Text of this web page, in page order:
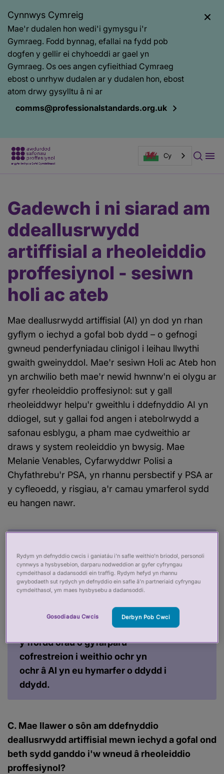
Cynnwys Cymreig
Mae'r dudalen hon wedi'i gymysgu i'r
Gymraeg. Fodd bynnag, efallai na fydd pob
dogfen y gellir ei chyhoeddi ar gael yn
Gymraeg. Os oes angen cyfieithiad Cymraeg
ebost o unrhyw dudalen ar y dudalen hon, ebost
atom drwy gysylltu â ni ar
comms@professionalstandards.org.uk
Cy
gynnwys
tudalen
Gadewch i ni siarad am
ddeallusrwydd
artiffisial a rheoleiddio
proffesiynol - sesiwn
holi ac ateb
Mae deallusrwydd artiffisial (AI) yn dod yn rhan
gyflym o iechyd a gofal bob dydd – o gefnogi
gwneud penderfyniadau clinigol i leihau llwythi
gwaith gweinyddol. Mae'r sesiwn Holi ac Ateb hon
yn archwilio beth mae'r newid hwnnw'n ei olygu ar
gyfer rheoleiddio proffesiynol: sut y gall
rheoleiddwyr helpu'r gweithlu i ddefnyddio AI yn
ddiogel, sut y gallai fod angen i atebolrwydd a
safonau esblygu, a pham mae cydweithio ar
draws y system reoleiddio yn bwysig. Mae
Melanie Venables, Cyfarwyddwr Polisi a
Chyfathrebu'r PSA, yn rhannu persbectif y PSA ar
y cyfleoedd, y risgiau, a'r camau ymarferol sydd
eu hangen nawr.
rôl bwysig i'w chwarae yma. Gall
helpu i feithrin hyder yn y
defnydd o AI drwy gefnogi'r
ddiogel ac yn dda, a thrwy fynd i'r
afael â chwestiynau ymarferol fel
y ffordd orau o gyfarparu
cofrestreion i weithio ochr yn
ochr â AI yn eu hymarfer o ddydd i
ddydd.
C. Mae llawer o sôn am ddefnyddio
deallusrwydd artiffisial mewn iechyd a gofal ond
beth sydd ganddo i'w wneud â rheoleiddio
proffesiynol?
Rydym yn defnyddio cwcis i ganiatáu i’n safle weithio’n briodol, personoli
cynnwys a hysbysebion, darparu nodweddion ar gyfer cyfryngau
cymdeithasol a dadansoddi ein traffig. Rydym hefyd yn rhannu
gwybodaeth sut rydych yn defnyddio ein safle â’n partneriaid cyfryngau
cymdeithasol, ym maes hysbysebu a dadansoddi.
Gosodiadau Cwcis Derbyn Pob Cwci